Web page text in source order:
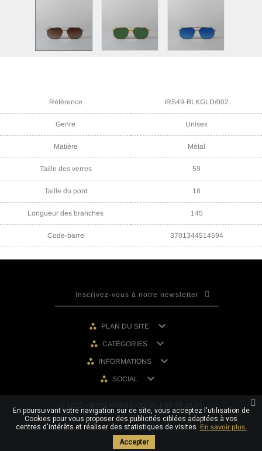
Référence IRS49-BLKGLD/002
Genre Unisex
Matière Métal
Taille des verres 59
Taille du pont 18
Longueur des branches 145
Code-barre 3701344514594
PLAN DU SITE 
CATÉGORIES 
INFORMATIONS 
SOCIAL 
En poursuivant votre navigation sur ce site, vous acceptez l'utilisation de
Cookies pour vous proposer des publicités ciblées adaptées à vos
centres d'intérêts et réaliser des statistiques de visites. En savoir plus.
Accepter